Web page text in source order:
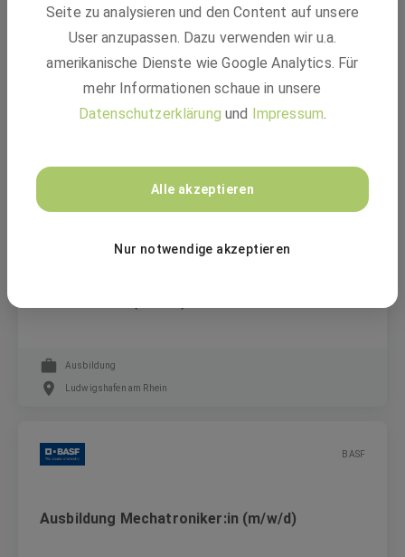
Praktikant:in Digitalisierung im
Kundenrisikomanagement (m/w/d)
Freiwilliges Praktikum
Ausbildung im Bereich Technik oder
Ausbildung
Ludwigshafen am Rhein
BASF
Ausbildung Mechatroniker:in (m/w/d)
Seite zu analysieren und den Content auf unsere
User anzupassen. Dazu verwenden wir u.a.
amerikanische Dienste wie Google Analytics. Für
mehr Informationen schaue in unsere
Datenschutzerklärung und Impressum.
Alle akzeptieren
Nur notwendige akzeptieren